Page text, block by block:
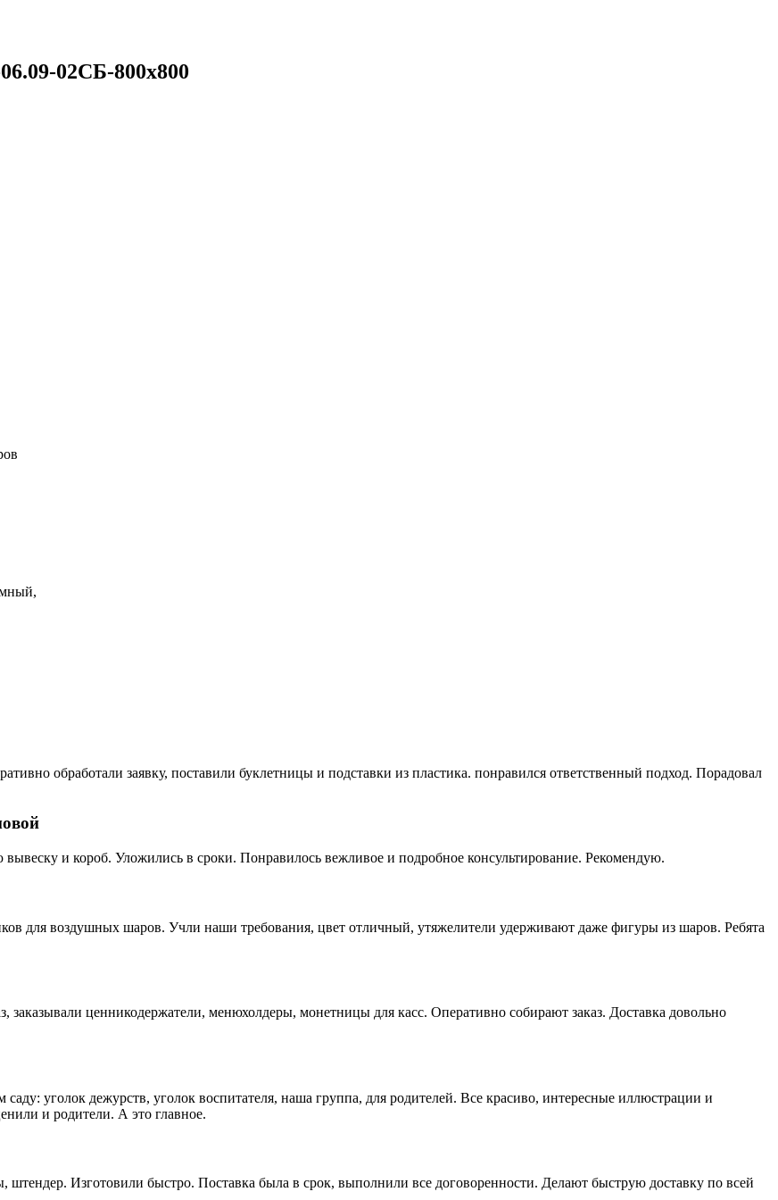
02СБ-800х800
обработали заявку, поставили буклетницы и подставки из пластика. понравился ответственный подход. Порадовал
и короб. Уложились в сроки. Понравилось вежливое и подробное консультирование. Рекомендую.
для воздушных шаров. Учли наши требования, цвет отличный, утяжелители удерживают даже фигуры из шаров. Ребята
ценникодержатели, менюхолдеры, монетницы для касс. Оперативно собирают заказ. Доставка довольно
уголок дежурств, уголок воспитателя, наша группа, для родителей. Все красиво, интересные иллюстрации и
и родители. А это главное.
Изготовили быстро. Поставка была в срок, выполнили все договоренности. Делают быструю доставку по всей